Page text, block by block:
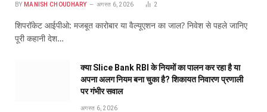
BY MANISH CHOUDHARY अगस्त 6, 2026 2
शिपरॉकेट आईपीओ: मजबूत कारोबार या वैल्यूएशन का जाल? निवेश से पहले जानिए
पूरी कहानी देश…
क्या Slice Bank RBI के नियमों का पालन कर रहा है या
अपना अलग नियम बना चुका है? शिकायत निवारण प्रणाली
पर गंभीर सवाल
अगस्त 6, 2026